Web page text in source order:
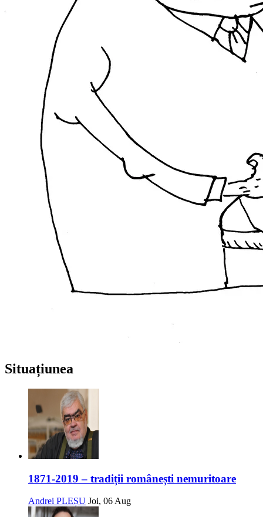
Situațiunea
1871-2019 – tradiții românești nemuritoare
Andrei PLEȘU Joi, 06 Aug